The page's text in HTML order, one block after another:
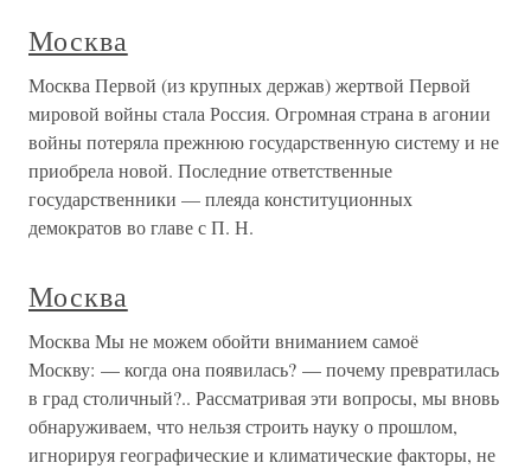
Москва
Москва Первой (из крупных держав) жертвой Первой
мировой войны стала Россия. Огромная страна в агонии
войны потеряла прежнюю государственную систему и не
приобрела новой. Последние ответственные
государственники — плеяда конституционных
демократов во главе с П. Н.
Москва
Москва Мы не можем обойти вниманием самоё
Москву: — когда она появилась? — почему превратилась
в град столичный?.. Рассматривая эти вопросы, мы вновь
обнаруживаем, что нельзя строить науку о прошлом,
игнорируя географические и климатические факторы, не